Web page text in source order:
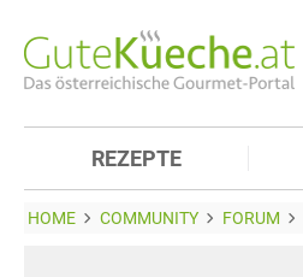
REZEPTE
HOME COMMUNITY FORUM